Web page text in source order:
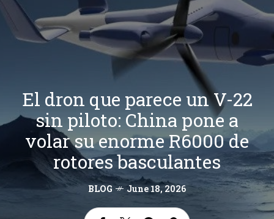
El dron que parece un V-22
sin piloto: China pone a
volar su enorme R6000 de
rotores basculantes
BLOG June 18, 2026